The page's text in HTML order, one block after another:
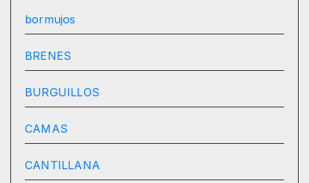
bormujos
BRENES
BURGUILLOS
CAMAS
CANTILLANA